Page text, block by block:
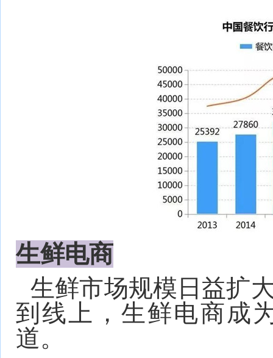
生鲜电商
生鲜市场规模日益扩
到线上，生鲜电商成
道。